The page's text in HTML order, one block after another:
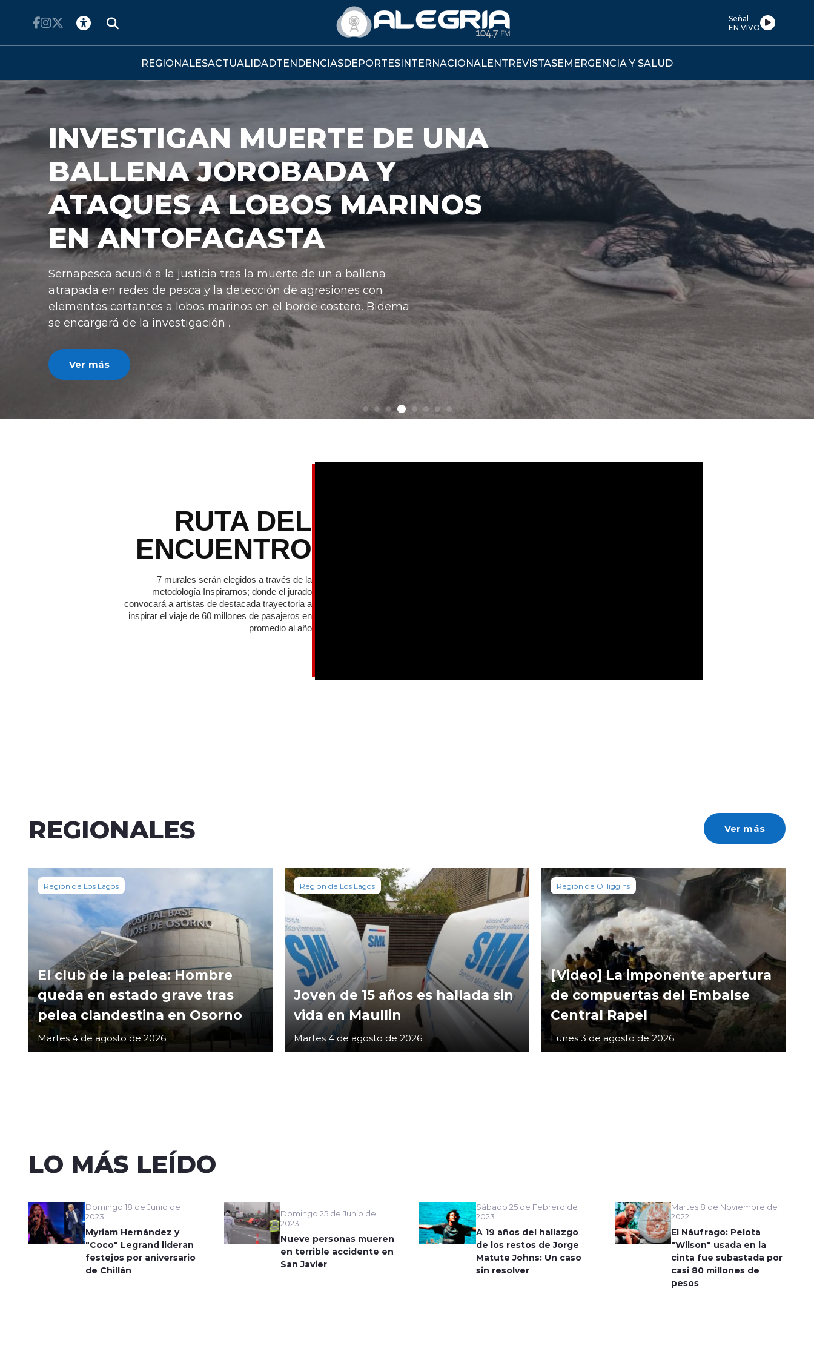
Señal
EN VIVO
REGIONALESACTUALIDADTENDENCIASDEPORTESINTERNACIONALENTREVISTASEMERGENCIA Y SALUD
EJECUTIVO PRESENTA
PROYECTO PARA BAJAR
IMPUESTO AL CRÉDITO
HIPOTECARIO A UN 3%
"Con esta medida lo que estamos haciendo es ampliando las
posibilidades de acceso a la vivienda propia", manifestó el
ministro de Vivienda, Iván Poduje.
RUTA DEL
ENCUENTRO
7 murales serán elegidos a través de la
metodología Inspirarnos; donde el jurado
convocará a artistas de destacada trayectoria a
inspirar el viaje de 60 millones de pasajeros en
promedio al año
REGIONALES Ver más
Región de Los Lagos
El club de la pelea: Hombre
queda en estado grave tras
pelea clandestina en Osorno
Martes 4 de agosto de 2026
Región de Los Lagos
Joven de 15 años es hallada sin
vida en Maullin
Martes 4 de agosto de 2026
Región de OHiggins
[Video] La imponente apertura
de compuertas del Embalse
Central Rapel
Lunes 3 de agosto de 2026
LO MÁS LEÍDO
Domingo 18 de Junio de
2023
Myriam Hernández y
"Coco" Legrand lideran
festejos por aniversario
de Chillán
Domingo 25 de Junio de
2023
Nueve personas mueren
en terrible accidente en
San Javier
Sábado 25 de Febrero de
2023
A 19 años del hallazgo
de los restos de Jorge
Matute Johns: Un caso
sin resolver
Martes 8 de Noviembre de
2022
El Náufrago: Pelota
"Wilson" usada en la
cinta fue subastada por
casi 80 millones de
pesos